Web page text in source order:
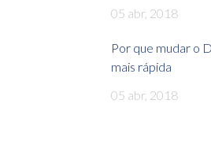
05 abr, 2018
Por que mudar o
mais rápida
05 abr, 2018